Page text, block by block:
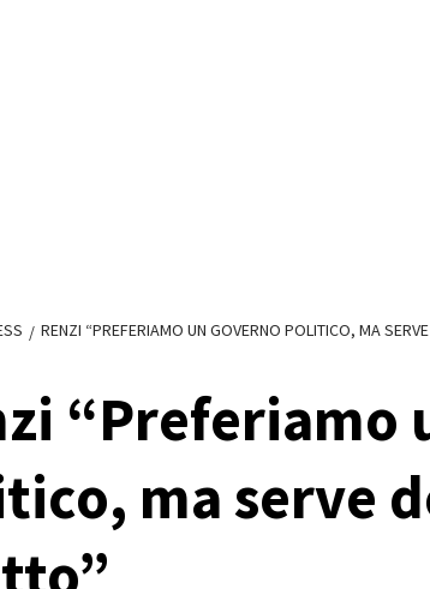
RENZI “PREFERIAMO UN GOVERNO POLITICO, MA
“Preferiamo
ma serve